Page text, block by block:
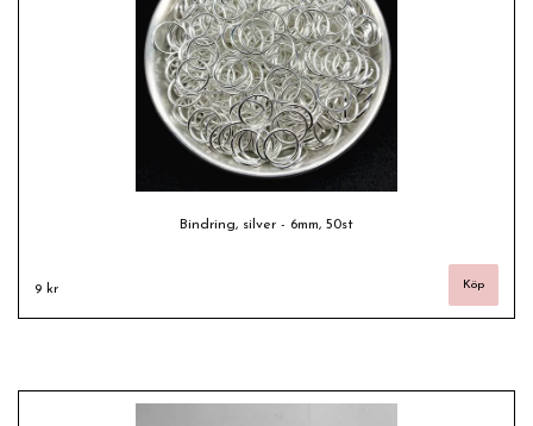
Bindring, silver - 6mm, 50st
9 kr